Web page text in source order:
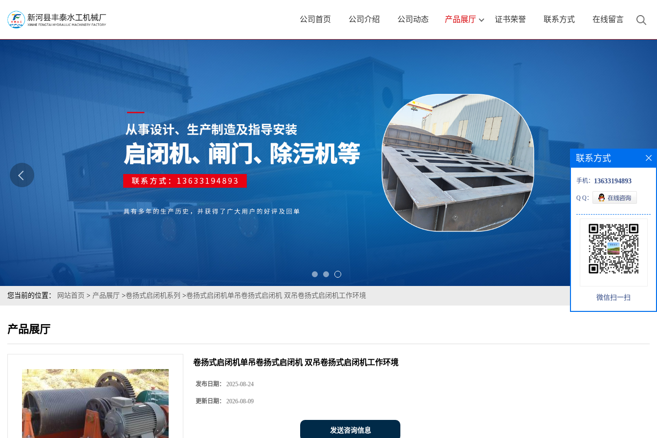
公司首页 公司介绍 公司动态 产品展厅 证书荣誉 联系方式 在线留言
您当前的位置： 网站首页 > 产品展厅 >卷扬式启闭机系列 >卷扬式启闭机单吊卷扬式启闭机 双吊卷扬式启闭机工作环境
产品展厅
卷扬式启闭机单吊卷扬式启闭机 双吊卷扬式启闭机工作环境
发布日期： 2025-08-24
更新日期： 2026-08-09
发送咨询信息
联系方式
手机： 13633194893
Q Q：
微信扫一扫